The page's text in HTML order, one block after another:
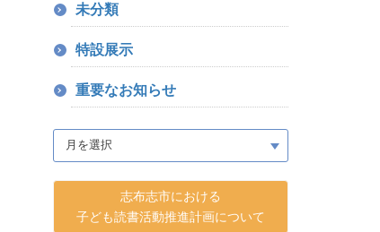
未分類
特設展示
重要なお知らせ
志布志市における
子ども読書活動推進計画について